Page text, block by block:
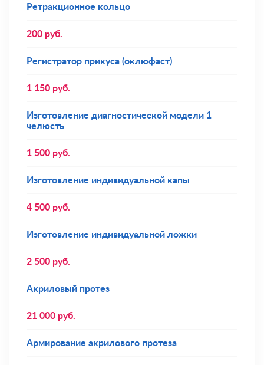
Ретракционное кольцо
200 руб.
Регистратор прикуса (оклюфаст)
1 150 руб.
Изготовление диагностической модели 1
челюсть
1 500 руб.
Изготовление индивидуальной капы
4 500 руб.
Изготовление индивидуальной ложки
2 500 руб.
Акриловый протез
21 000 руб.
Армирование акрилового протеза